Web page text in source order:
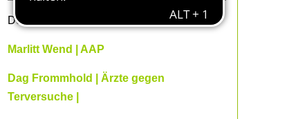
Dein Online-Herbst 2026 mit
Marlitt Wend | AAP
Dag Frommhold | Ärzte gegen
Terversuche |